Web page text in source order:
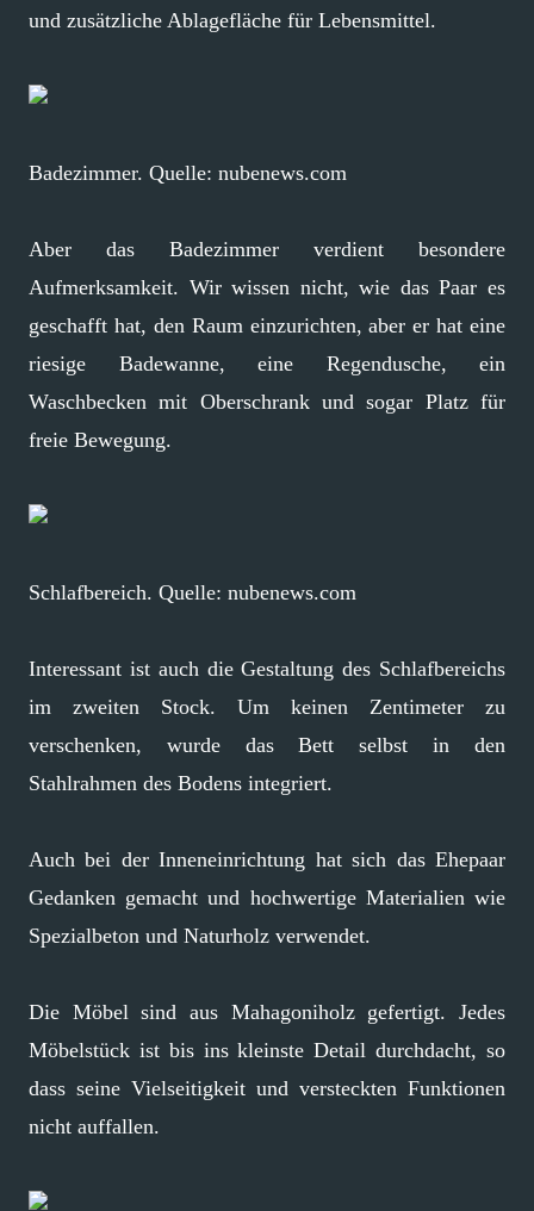
und zusätzliche Ablagefläche für Lebensmittel.
Badezimmer. Quelle: nubenews.com
Aber das Badezimmer verdient besondere
Aufmerksamkeit. Wir wissen nicht, wie das Paar es
geschafft hat, den Raum einzurichten, aber er hat eine
riesige Badewanne, eine Regendusche, ein
Waschbecken mit Oberschrank und sogar Platz für
freie Bewegung.
Schlafbereich. Quelle: nubenews.com
Interessant ist auch die Gestaltung des Schlafbereichs
im zweiten Stock. Um keinen Zentimeter zu
verschenken, wurde das Bett selbst in den
Stahlrahmen des Bodens integriert.
Auch bei der Inneneinrichtung hat sich das Ehepaar
Gedanken gemacht und hochwertige Materialien wie
Spezialbeton und Naturholz verwendet.
Die Möbel sind aus Mahagoniholz gefertigt. Jedes
Möbelstück ist bis ins kleinste Detail durchdacht, so
dass seine Vielseitigkeit und versteckten Funktionen
nicht auffallen.